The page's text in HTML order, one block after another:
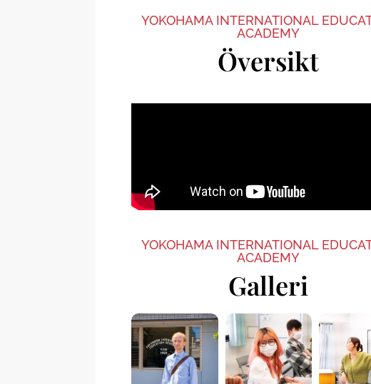
YOKOHAMA INTERNATIONAL
ACADEMY
Översikt
YOKOHAMA INTERNATIONAL
ACADEMY
Galleri